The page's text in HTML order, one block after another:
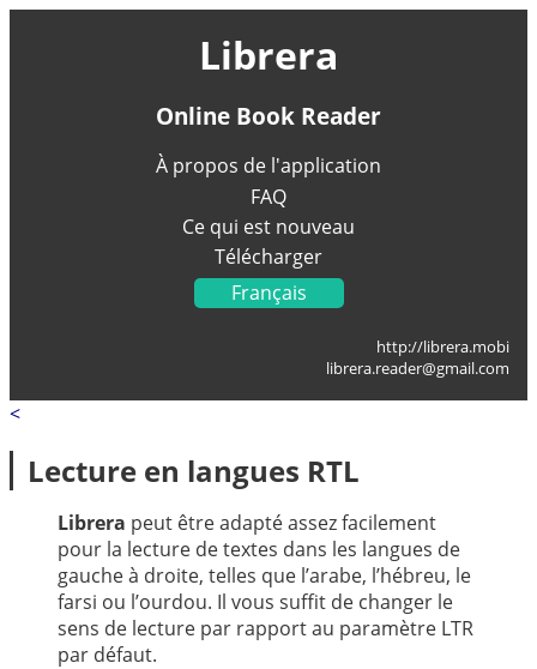
Librera
Online Book Reader
À propos de l'application
FAQ
Ce qui est nouveau
Télécharger
Français
Español
العربية
中文
http://librera.mobi
librera.reader@gmail.com
<
Lecture en langues RTL
Librera peut être adapté assez facilement
pour la lecture de textes dans les langues de
gauche à droite, telles que l’arabe, l’hébreu, le
farsi ou l’ourdou. Il vous suffit de changer le
sens de lecture par rapport au paramètre LTR
par défaut.